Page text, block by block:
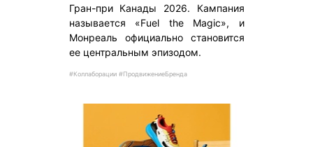
Гран-при Канады 2026. Кампания
называется «Fuel the Magic», и
Монреаль официально становится
ее центральным эпизодом.
#Коллаборации #ПродвижениеБренда